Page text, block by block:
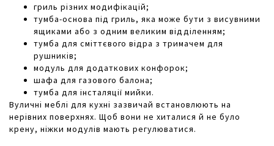
гриль різних модифікацій;
тумба-основа під гриль, яка може бути з висувними
ящиками або з одним великим відділенням;
тумба для сміттєвого відра з тримачем для
рушників;
модуль для додаткових конфорок;
шафа для газового балона;
тумба для інсталяції мийки.
Вуличні меблі для кухні зазвичай встановлюють на
нерівних поверхнях. Щоб вони не хиталися й не було
крену, ніжки модулів мають регулюватися.